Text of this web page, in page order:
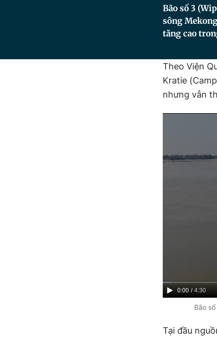
Bão số 3
sông
tăng cao
Theo Viện
Kratie
nhưng vẫn
C
r
0:00 / D
u
a
4:30
Bão
Tại đầu